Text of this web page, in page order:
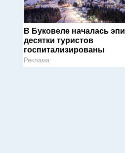
В Буковеле началась
десятки туристов
госпитализированы
Реклама